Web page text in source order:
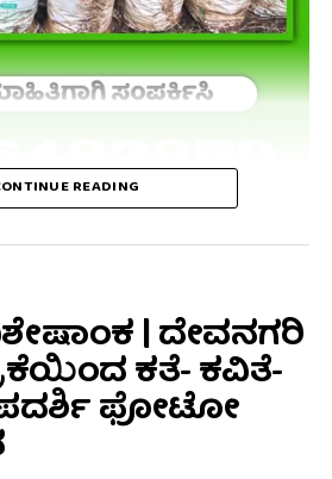
READING
| ದೇವನಗರಿ
ಕತೆ- ಕವಿತೆ-
ಫೋಟೋ